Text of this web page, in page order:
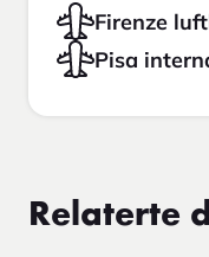
Firenze
Pisa
Relaterte